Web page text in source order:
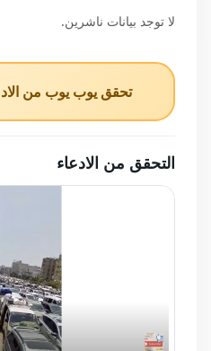
لا توجد بيانات ناشرين.
تحقق يوب يوب من
التحقق من الادعاء